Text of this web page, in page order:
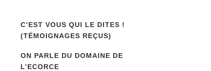
C’EST VOUS QUI LE DITES !
(TÉMOIGNAGES REÇUS)
ON PARLE DU DOMAINE DE
L’ECORCE